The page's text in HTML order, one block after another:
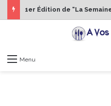
Menu